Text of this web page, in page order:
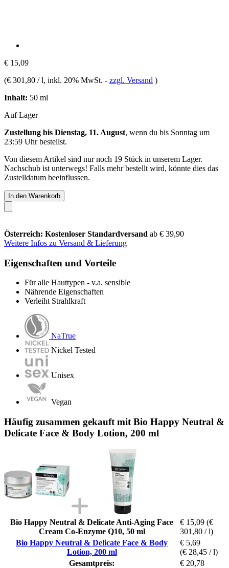
€ 15,09
(€ 301,80 / l, inkl. 20% MwSt. - zzgl. Versand )
Inhalt: 50 ml
Auf Lager
Zustellung bis Dienstag, 11. August, wenn du bis Sonntag um
23:59 Uhrbestellst.
Von diesem Artikel sind nur noch 19 Stück in unserem Lager.
Nachschub ist unterwegs! Falls mehr bestellt wird, könnte dies das
Zustelldatum beeinflussen.
In den Warenkorb
Österreich: Kostenloser Standardversand ab € 39,90
Weitere Infos zu Versand & Lieferung
Eigenschaften und Vorteile
Für alle Hauttypen - v.a. sensible
Nährende Eigenschaften
Verleiht Strahlkraft
NaTrue
Nickel Tested
Unisex
Vegan
Häufig zusammen gekauft mit Bio Happy Neutral &
Delicate Face & Body Lotion, 200 ml
Bio Happy Neutral & Delicate Anti-Aging Face
Cream Co-Enzyme Q10, 50 ml
€ 15,09 (€
301,80 / l)
Bio Happy Neutral & Delicate Face & Body
Lotion, 200 ml
€ 5,69
(€ 28,45 / l)
Gesamtpreis:
€ 20,78